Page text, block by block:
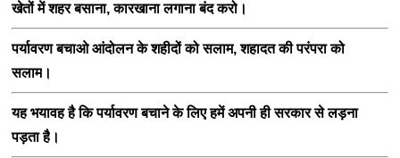
खेतों में शहर बसाना, कारखाना लगाना बंद करो ।
पर्यावरण बचाओ आंदोलन के शहीदों को सलाम, शहादत की परंपरा को
सलाम ।
यह भयावह है कि पर्यावरण बचाने के लिए हमें अपनी ही सरकार से लड़ना
पड़ता है ।